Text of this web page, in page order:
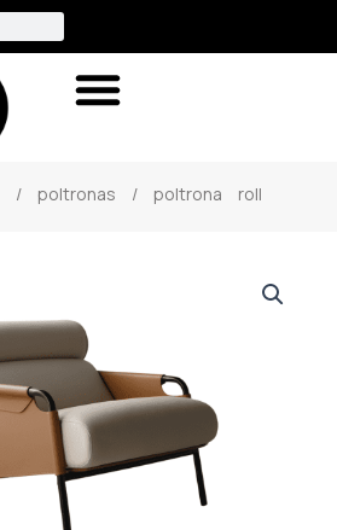
/ poltronas / poltrona roll